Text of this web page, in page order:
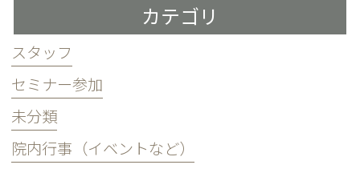
カテゴリ
スタッフ
セミナー参加
未分類
院内行事（イベントなど）